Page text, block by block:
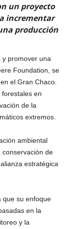
un proyecto
incrementar
producción
promover una
Foundation, se
el Gran Chaco.
en
de la
extremos.
ambiental
conservación de
estratégica
que su enfoque
en la
y la